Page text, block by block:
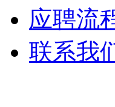
应聘流
联系我